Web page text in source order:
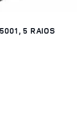
5 RAIOS